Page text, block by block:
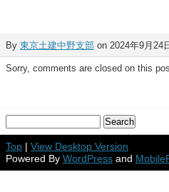
By 東京土建中野支部 on 2024年9月24
Sorry, comments are closed on this
Top | View Desktop Version
Powered By WordPress and